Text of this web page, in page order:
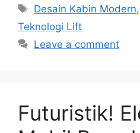
Tags
Desain Kabin Modern,
Teknologi Lift
Leave a comment
Futuristik!